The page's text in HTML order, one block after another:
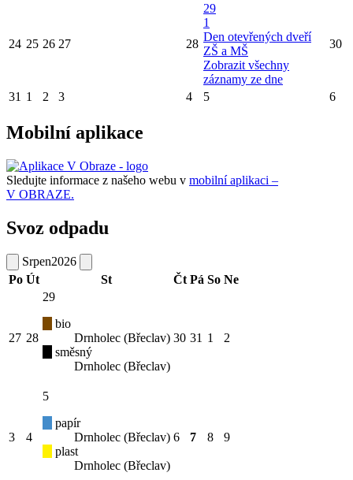
24 25 26 27 28
29
1
Den otevřených dveří
ZŠ a MŠ
Zobrazit všechny
záznamy ze dne
30
31 1 2 3 4 5 6
Mobilní aplikace
Sledujte informace z našeho webu v mobilní aplikaci –
V OBRAZE.
Svoz odpadu
Srpen2026
Po Út St Čt Pá So Ne
27 28
29
bio
Drnholec (Břeclav)
směsný
Drnholec (Břeclav)
30 31 1 2
3 4
5
papír
Drnholec (Břeclav)
plast
Drnholec (Břeclav)
6 7 8 9